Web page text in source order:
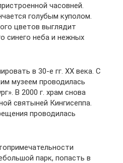
часовней.
голубым куполом.
цветов выглядит
синего неба и нежных
в 30-е гг. XX века. С
музеем проводилась
В 2000 г. храм снова
святыней Кингисеппа.
проводилась
парк, попасть в